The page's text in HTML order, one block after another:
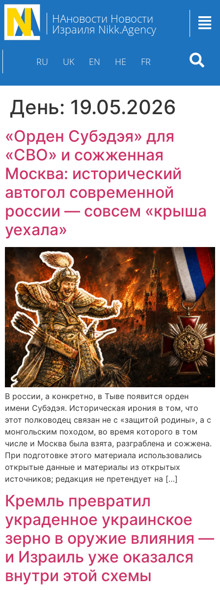
НАновости Новости
Израиля Nikk.Agency
RU UK EN HE FR
День: 19.05.2026
«Орден Субэдэя» для
«СВО» и сожженная
Москва: исторический
автогол современной
россии — совсем «крыша
уехала»
В россии, а конкретно, в Тыве появится орден
имени Субэдэя. Историческая ирония в том, что
этот полководец связан не с «защитой родины», а с
монгольским походом, во время которого в том
числе и Москва была взята, разграблена и сожжена.
При подготовке этого материала использовались
открытые данные и материалы из открытых
источников; редакция не претендует на […]
Кремль превратил
украденное украинское
зерно в оружие влияния —
и Израиль уже оказался
внутри этой схемы